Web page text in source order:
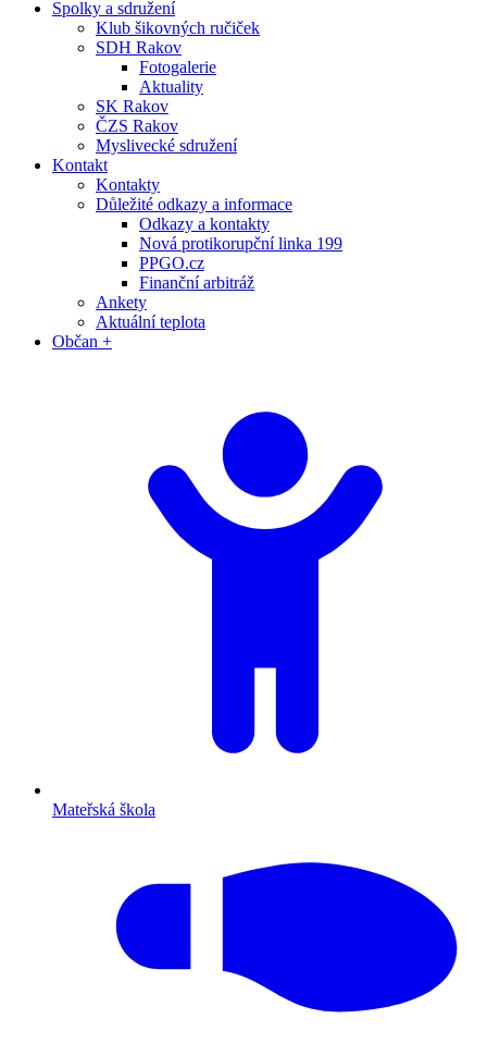
Spolky a sdružení
Klub šikovných ručiček
SDH Rakov
Fotogalerie
Aktuality
SK Rakov
ČZS Rakov
Myslivecké sdružení
Kontakt
Kontakty
Důležité odkazy a informace
Odkazy a kontakty
Nová protikorupční linka 199
PPGO.cz
Finanční arbitráž
Ankety
Aktuální teplota
Občan +
Mateřská škola